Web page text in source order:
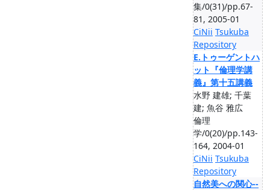
集/0(31)/pp.67-
81, 2005-01
CiNii Tsukuba
Repository
E.トゥーゲントハ
ット『倫理学講
義』第十五講義
水野 建雄; 千葉
建; 魚谷 雅広
倫理
学/0(20)/pp.143-
164, 2004-01
CiNii Tsukuba
Repository
自然美への関心--